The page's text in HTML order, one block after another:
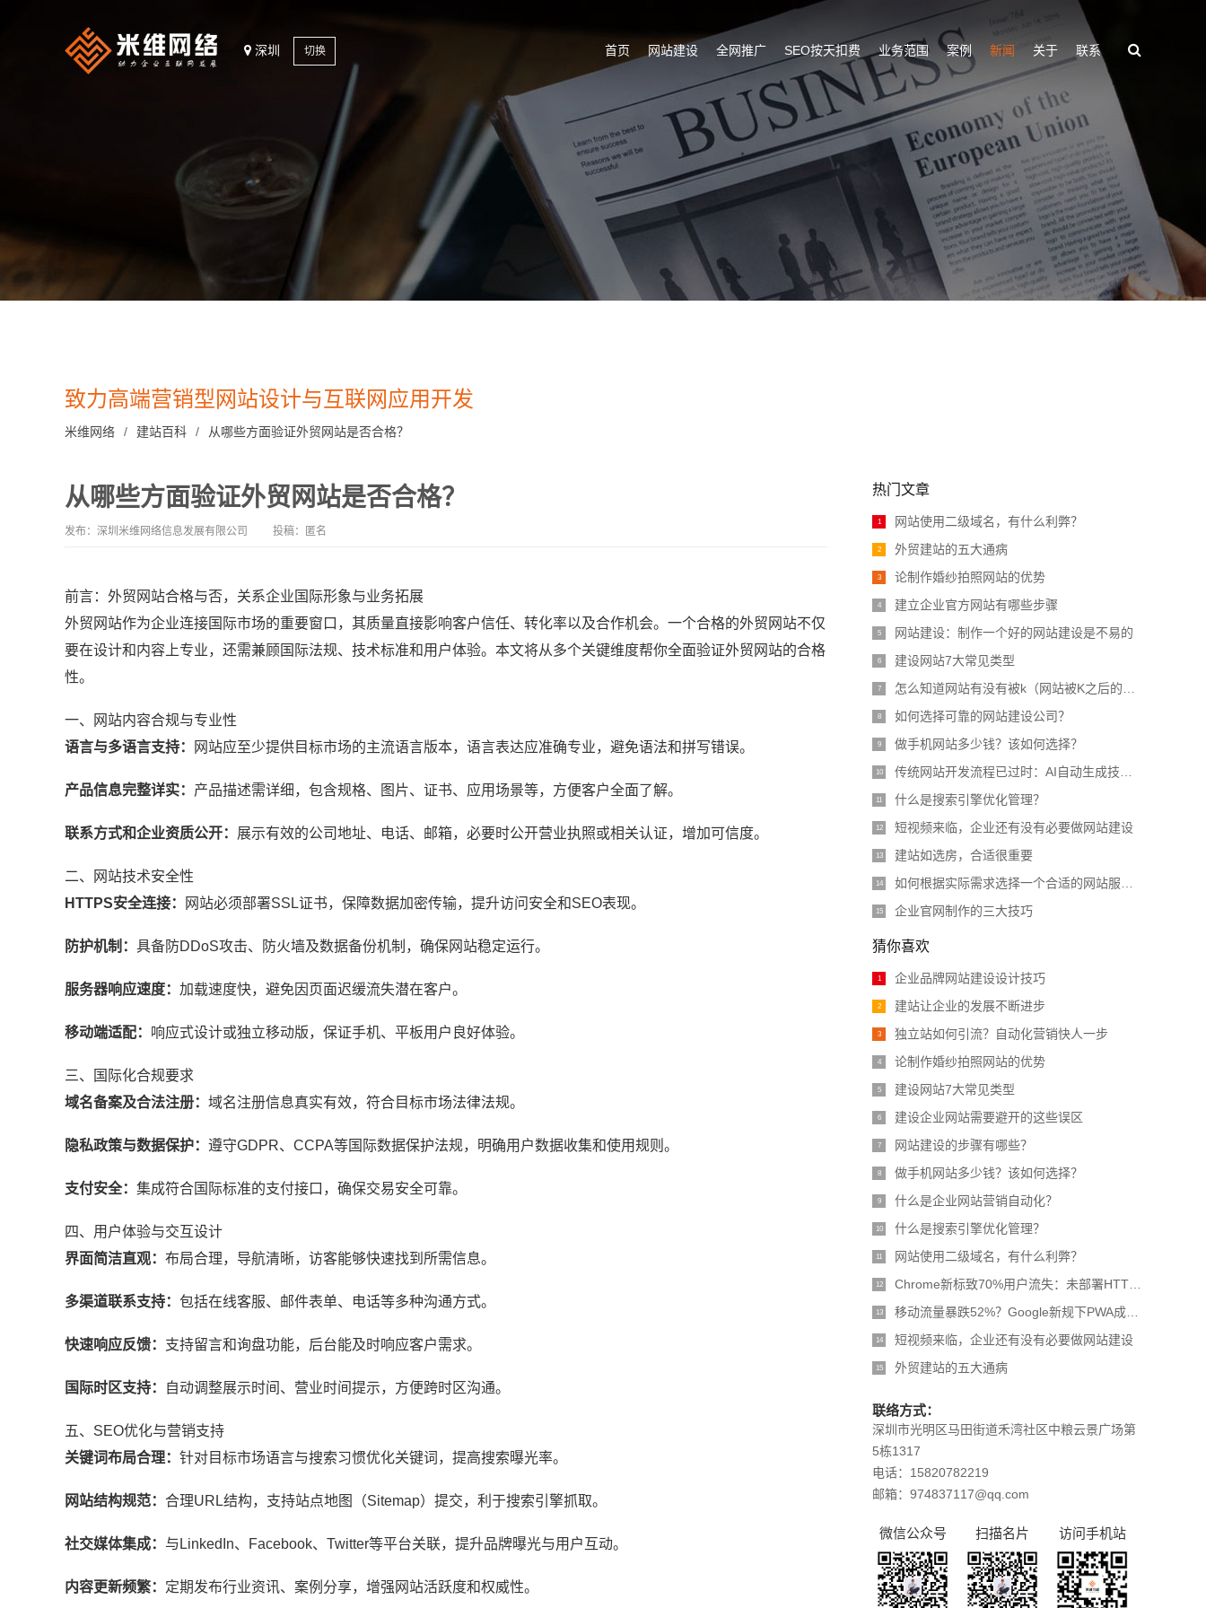
深圳 切换 首页 网站建设 全网推广 SEO按天扣费 业务范围 案例 新闻 关于 联系
致力高端营销型网站设计与互联网应用开发
米维网络 / 建站百科 / 从哪些方面验证外贸网站是否合格？
从哪些方面验证外贸网站是否合格？
发布：深圳米维网络信息发展有限公司 投稿：匿名
前言：外贸网站合格与否，关系企业国际形象与业务拓展
外贸网站作为企业连接国际市场的重要窗口，其质量直接影响客户信任、转化率以及合作机会。一个合格的外贸网站不仅
要在设计和内容上专业，还需兼顾国际法规、技术标准和用户体验。本文将从多个关键维度帮你全面验证外贸网站的合格
性。
一、网站内容合规与专业性
语言与多语言支持：
网站应至少提供目标市场的主流语言版本，语言表达应准确专业，避免语法和拼写错误。
产品信息完整详实： 产品描述需详细，包含规格、图片、证书、应用场景等，方便客户全面了解。
联系方式和企业资质公开： 展示有效的公司地址、电话、邮箱，必要时公开营业执照或相关认证，增加可信度。
二、网站技术安全性
HTTPS安全连接：
网站必须部署SSL证书，保障数据加密传输，提升访问安全和SEO表现。
防护机制： 具备防DDoS攻击、防火墙及数据备份机制，确保网站稳定运行。
服务器响应速度： 加载速度快，避免因页面迟缓流失潜在客户。
移动端适配： 响应式设计或独立移动版，保证手机、平板用户良好体验。
三、国际化合规要求
域名备案及合法注册： 域名注册信息真实有效，符合目标市场法律法规。
隐私政策与数据保护： 遵守GDPR、CCPA等国际数据保护法规，明确用户数据收集和使用规则。
支付安全： 集成符合国际标准的支付接口，确保交易安全可靠。
四、用户体验与交互设计
界面简洁直观： 布局合理，导航清晰，访客能够快速找到所需信息。
多渠道联系支持： 包括在线客服、邮件表单、电话等多种沟通方式。
快速响应反馈： 支持留言和询盘功能，后台能及时响应客户需求。
国际时区支持： 自动调整展示时间、营业时间提示，方便跨时区沟通。
五、SEO优化与营销支持
关键词布局合理： 针对目标市场语言与搜索习惯优化关键词，提高搜索曝光率。
网站结构规范： 合理URL结构，支持站点地图（Sitemap）提交，利于搜索引擎抓取。
社交媒体集成： 与LinkedIn、Facebook、Twitter等平台关联，提升品牌曝光与用户互动。
内容更新频繁： 定期发布行业资讯、案例分享，增强网站活跃度和权威性。
热门文章
1 网站使用二级域名，有什么利弊？
2 外贸建站的五大通病
3 论制作婚纱拍照网站的优势
4 建立企业官方网站有哪些步骤
5 网站建设：制作一个好的网站建设是不易的
6 建设网站7大常见类型
7 怎么知道网站有没有被k（网站被K之后的经验之谈）
8 如何选择可靠的网站建设公司？
9 做手机网站多少钱？该如何选择？
10 传统网站开发流程已过时：AI自动生成技术缩短项目周期近70%
11 什么是搜索引擎优化管理？
12 短视频来临，企业还有没有必要做网站建设
13 建站如选房，合适很重要
14 如何根据实际需求选择一个合适的网站服务器？
15 企业官网制作的三大技巧
猜你喜欢
1 企业品牌网站建设设计技巧
2 建站让企业的发展不断进步
3 独立站如何引流？自动化营销快人一步
4 论制作婚纱拍照网站的优势
5 建设网站7大常见类型
6 建设企业网站需要避开的这些误区
7 网站建设的步骤有哪些？
8 做手机网站多少钱？该如何选择？
9 什么是企业网站营销自动化？
10 什么是搜索引擎优化管理？
11 网站使用二级域名，有什么利弊？
12 Chrome新标致70%用户流失：未部署HTTPS网站面临生存危机
13 移动流量暴跌52%？Google新规下PWA成企业生存刚需
14 短视频来临，企业还有没有必要做网站建设
15 外贸建站的五大通病
联络方式：
深圳市光明区马田街道禾湾社区中粮云景广场第
5栋1317
电话：15820782219
邮箱：974837117@qq.com
微信公众号 扫描名片 访问手机站